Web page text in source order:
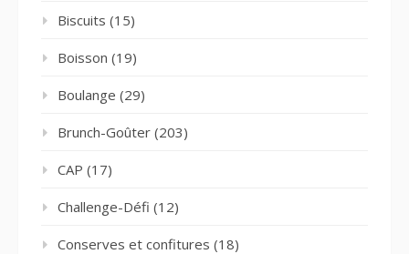
Biscuits (15)
Boisson (19)
Boulange (29)
Brunch-Goûter (203)
CAP (17)
Challenge-Défi (12)
Conserves et confitures (18)